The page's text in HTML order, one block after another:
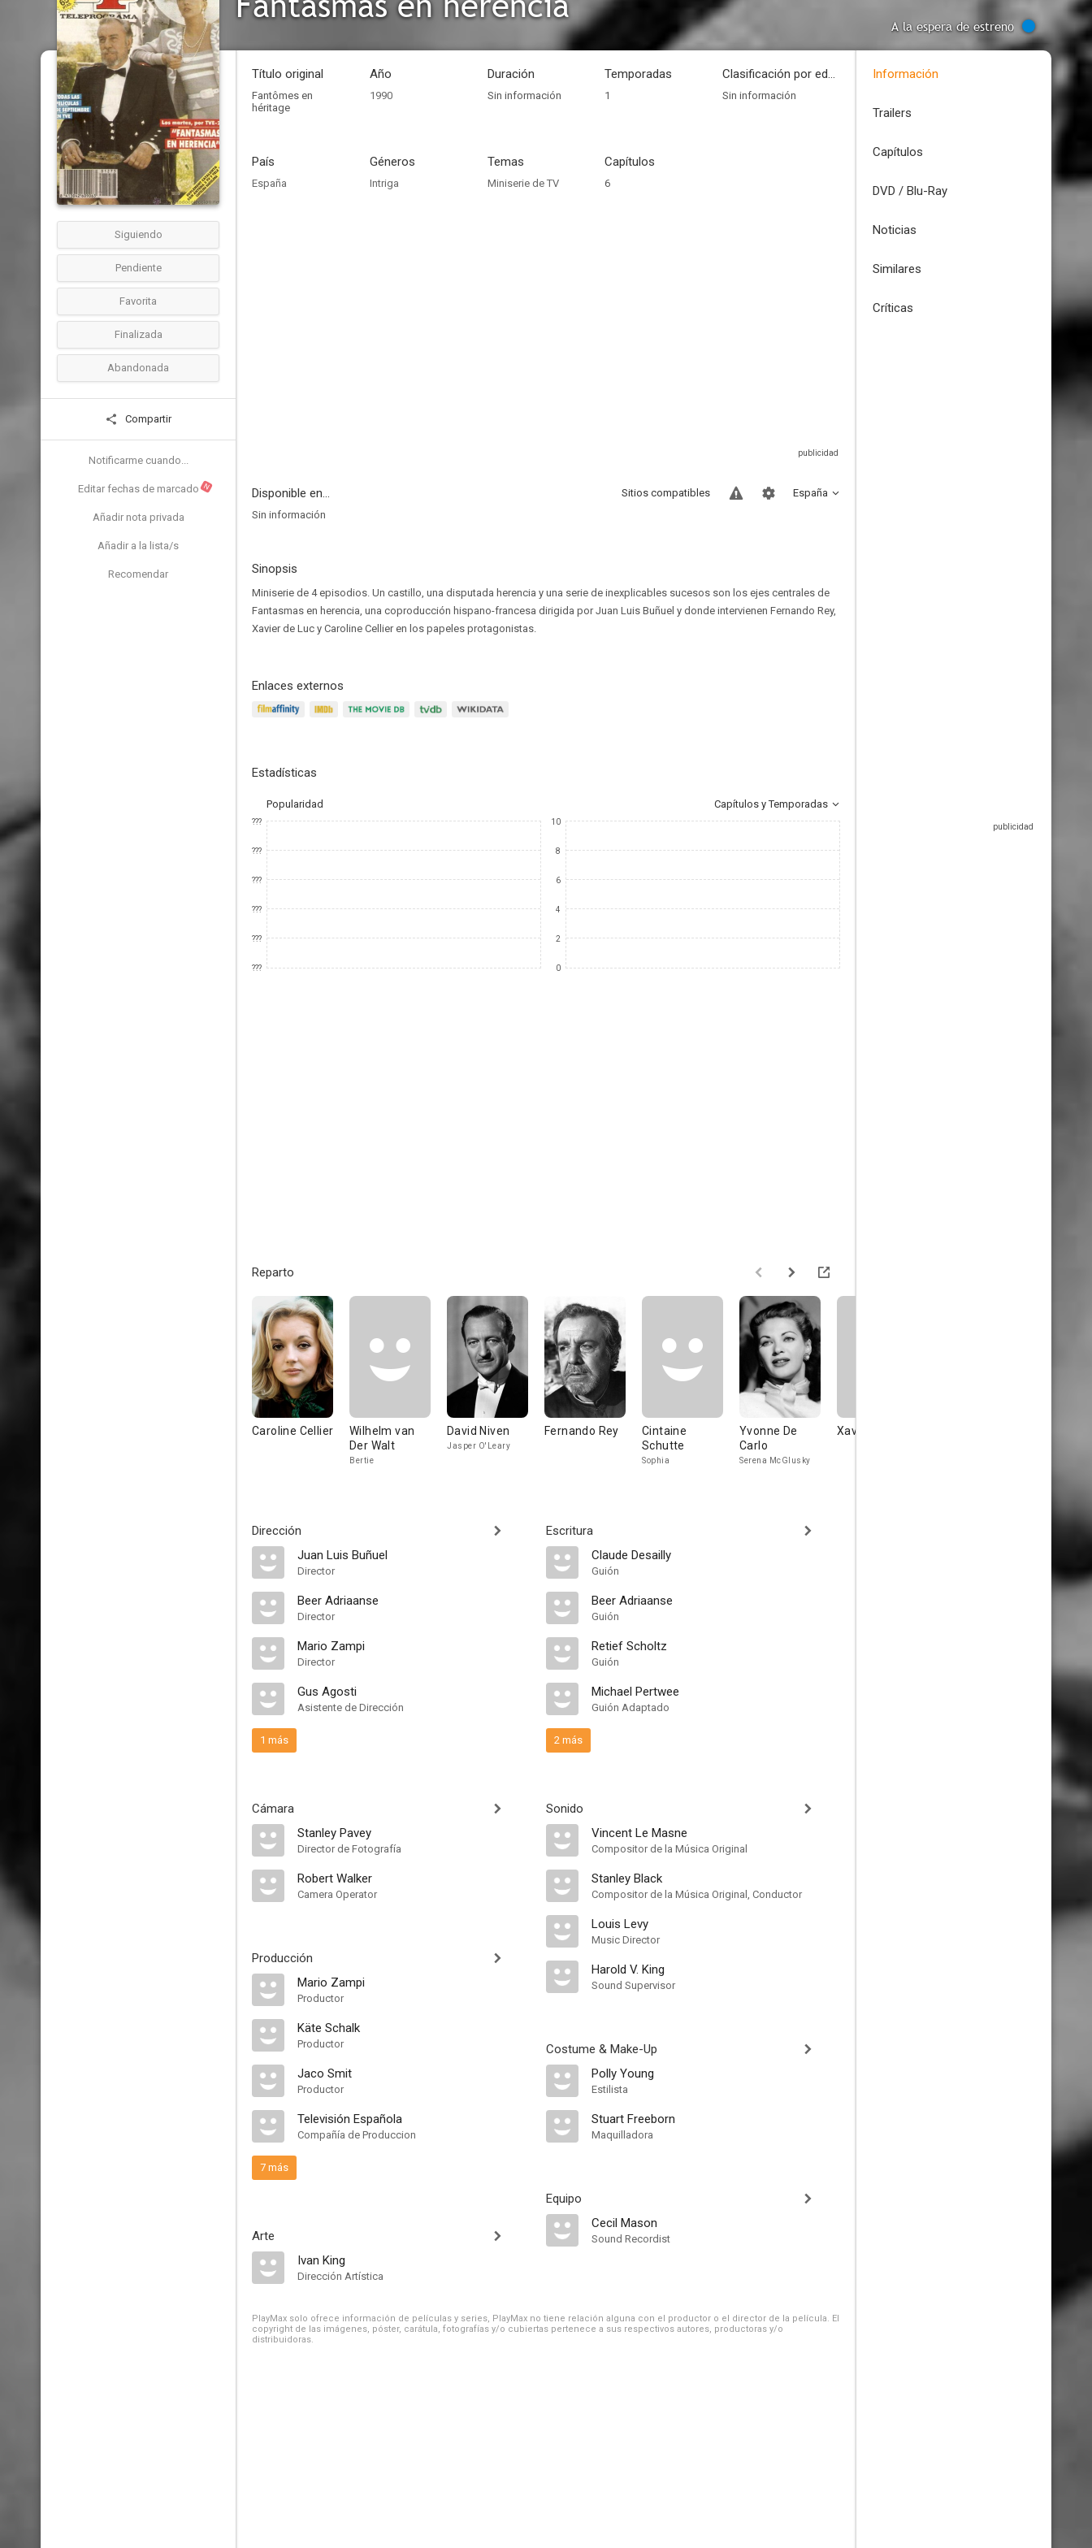
A la espera de estreno
Siguiendo
Pendiente
Favorita
Finalizada
Abandonada
Compartir
Notificarme cuando...
Editar fechas de marcado N
Añadir nota privada
Añadir a la lista/s
Recomendar
Título original
Fantômes en
héritage
Año
1990
Duración
Sin información
Temporadas
1
Clasificación por edades
Sin información
País
España
Géneros
Intriga
Temas
Miniserie de TV
Capítulos
6
Disponible en... España
Sitios compatibles
Sin información
Sinopsis
Miniserie de 4 episodios. Un castillo, una disputada herencia y una serie de inexplicables sucesos son los ejes centrales de
Fantasmas en herencia, una coproducción hispano-francesa dirigida por Juan Luis Buñuel y donde intervienen Fernando Rey,
Xavier de Luc y Caroline Cellier en los papeles protagonistas.
Enlaces externos
Estadísticas
Popularidad Capítulos y Temporadas
???
???
???
???
???
???
10
8
6
4
2
0
Reparto
Caroline Cellier
Wilhelm van
Der Walt
Bertie
David Niven
Jasper O'Leary
Fernando Rey
Cintaine
Schutte
Sophia
Yvonne De
Carlo
Serena McGlusky
Xavier Deluc
Dirección
Juan Luis Buñuel
Director
Beer Adriaanse
Director
Mario Zampi
Director
Gus Agosti
Asistente de Dirección
1 más
Cámara
Stanley Pavey
Director de Fotografía
Robert Walker
Camera Operator
Producción
Mario Zampi
Productor
Käte Schalk
Productor
Jaco Smit
Productor
Televisión Española
Compañía de Produccion
7 más
Arte
Ivan King
Dirección Artística
Escritura
Claude Desailly
Guión
Beer Adriaanse
Guión
Retief Scholtz
Guión
Michael Pertwee
Guión Adaptado
2 más
Sonido
Vincent Le Masne
Compositor de la Música Original
Stanley Black
Compositor de la Música Original, Conductor
Louis Levy
Music Director
Harold V. King
Sound Supervisor
Costume & Make-Up
Polly Young
Estilista
Stuart Freeborn
Maquilladora
Equipo
Cecil Mason
Sound Recordist
PlayMax solo ofrece información de películas y series, PlayMax no tiene relación alguna con el productor o el director de la película. El
copyright de las imágenes, póster, carátula, fotografías y/o cubiertas pertenece a sus respectivos autores, productoras y/o
distribuidoras.
Información
Trailers
Capítulos
DVD / Blu-Ray
Noticias
Similares
Críticas